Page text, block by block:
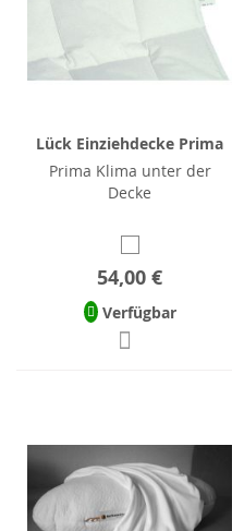
Lück Einziehdecke Prima
Prima Klima unter der
Decke
54,00 €
Verfügbar